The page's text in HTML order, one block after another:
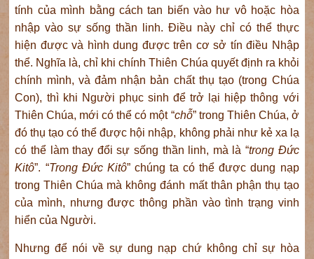
tính của mình bằng cách tan biến vào hư vô hoặc hòa
nhập vào sự sống thần linh. Điều này chỉ có thể thực
hiện được và hình dung được trên cơ sở tín điều Nhập
thể. Nghĩa là, chỉ khi chính Thiên Chúa quyết định ra khỏi
chính mình, và đảm nhận bản chất thụ tạo (trong Chúa
Con), thì khi Người phục sinh để trở lại hiệp thông với
Thiên Chúa, mới có thể có một “chỗ” trong Thiên Chúa, ở
đó thụ tạo có thể được hội nhập, không phải như kẻ xa lạ
có thể làm thay đổi sự sống thần linh, mà là “trong Đức
Kitô”. “Trong Đức Kitô” chúng ta có thể được dung nạp
trong Thiên Chúa mà không đánh mất thân phận thụ tạo
của mình, nhưng được thông phần vào tình trạng vinh
hiển của Người.
Nhưng để nói về sự dung nạp chứ không chỉ sự hòa